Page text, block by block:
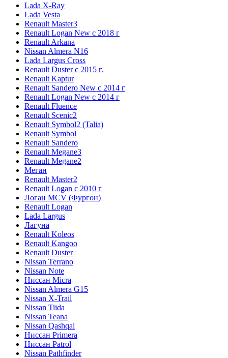
Lada X-Ray
Lada Vesta
Renault Master3
Renault Logan New с 2018 г
Renault Arkana
Nissan Almera N16
Lada Largus Cross
Renault Duster с 2015 г.
Renault Kaptur
Renault Sandero New с 2014 г
Renault Logan New с 2014 г
Renault Fluence
Renault Scenic2
Renault Symbol2 (Talia)
Renault Symbol
Renault Sandero
Renault Megane3
Renault Megane2
Меган
Renault Master2
Renault Logan c 2010 г
Логан МСV (Фургон)
Renault Logan
Lada Largus
Лагуна
Renault Koleos
Renault Kangoo
Renault Duster
Nissan Terrano
Nissan Note
Ниссан Micra
Nissan Almera G15
Nissan X-Trail
Nissan Tiida
Nissan Teana
Nissan Qashqai
Ниссан Primera
Ниссан Patrol
Nissan Pathfinder